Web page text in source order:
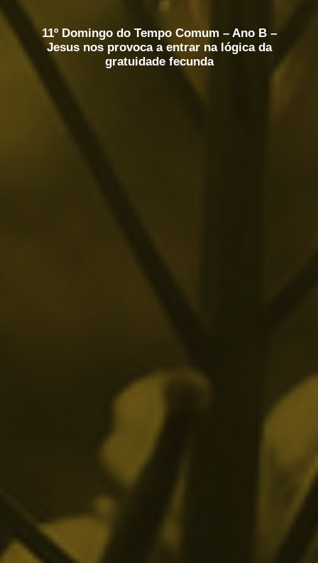
11º Domingo do Tempo Comum – Ano B –
Jesus nos provoca a entrar na lógica da
gratuidade fecunda